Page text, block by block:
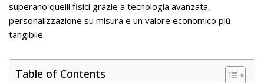
superano quelli fisici grazie a tecnologia avanzata,
personalizzazione su misura e un valore economico più
tangibile.
Table of Contents